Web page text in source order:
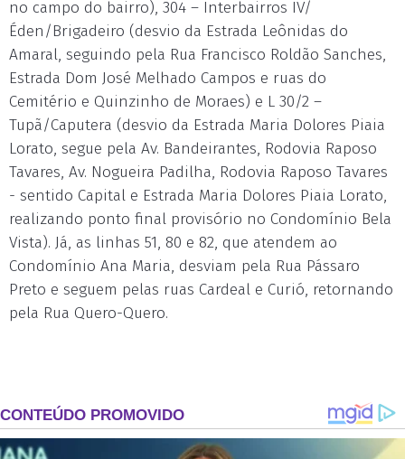
no campo do bairro), 304 – Interbairros IV/
Éden/Brigadeiro (desvio da Estrada Leônidas do
Amaral, seguindo pela Rua Francisco Roldão Sanches,
Estrada Dom José Melhado Campos e ruas do
Cemitério e Quinzinho de Moraes) e L 30/2 –
Tupã/Caputera (desvio da Estrada Maria Dolores Piaia
Lorato, segue pela Av. Bandeirantes, Rodovia Raposo
Tavares, Av. Nogueira Padilha, Rodovia Raposo Tavares
- sentido Capital e Estrada Maria Dolores Piaia Lorato,
realizando ponto final provisório no Condomínio Bela
Vista). Já, as linhas 51, 80 e 82, que atendem ao
Condomínio Ana Maria, desviam pela Rua Pássaro
Preto e seguem pelas ruas Cardeal e Curió, retornando
pela Rua Quero-Quero.